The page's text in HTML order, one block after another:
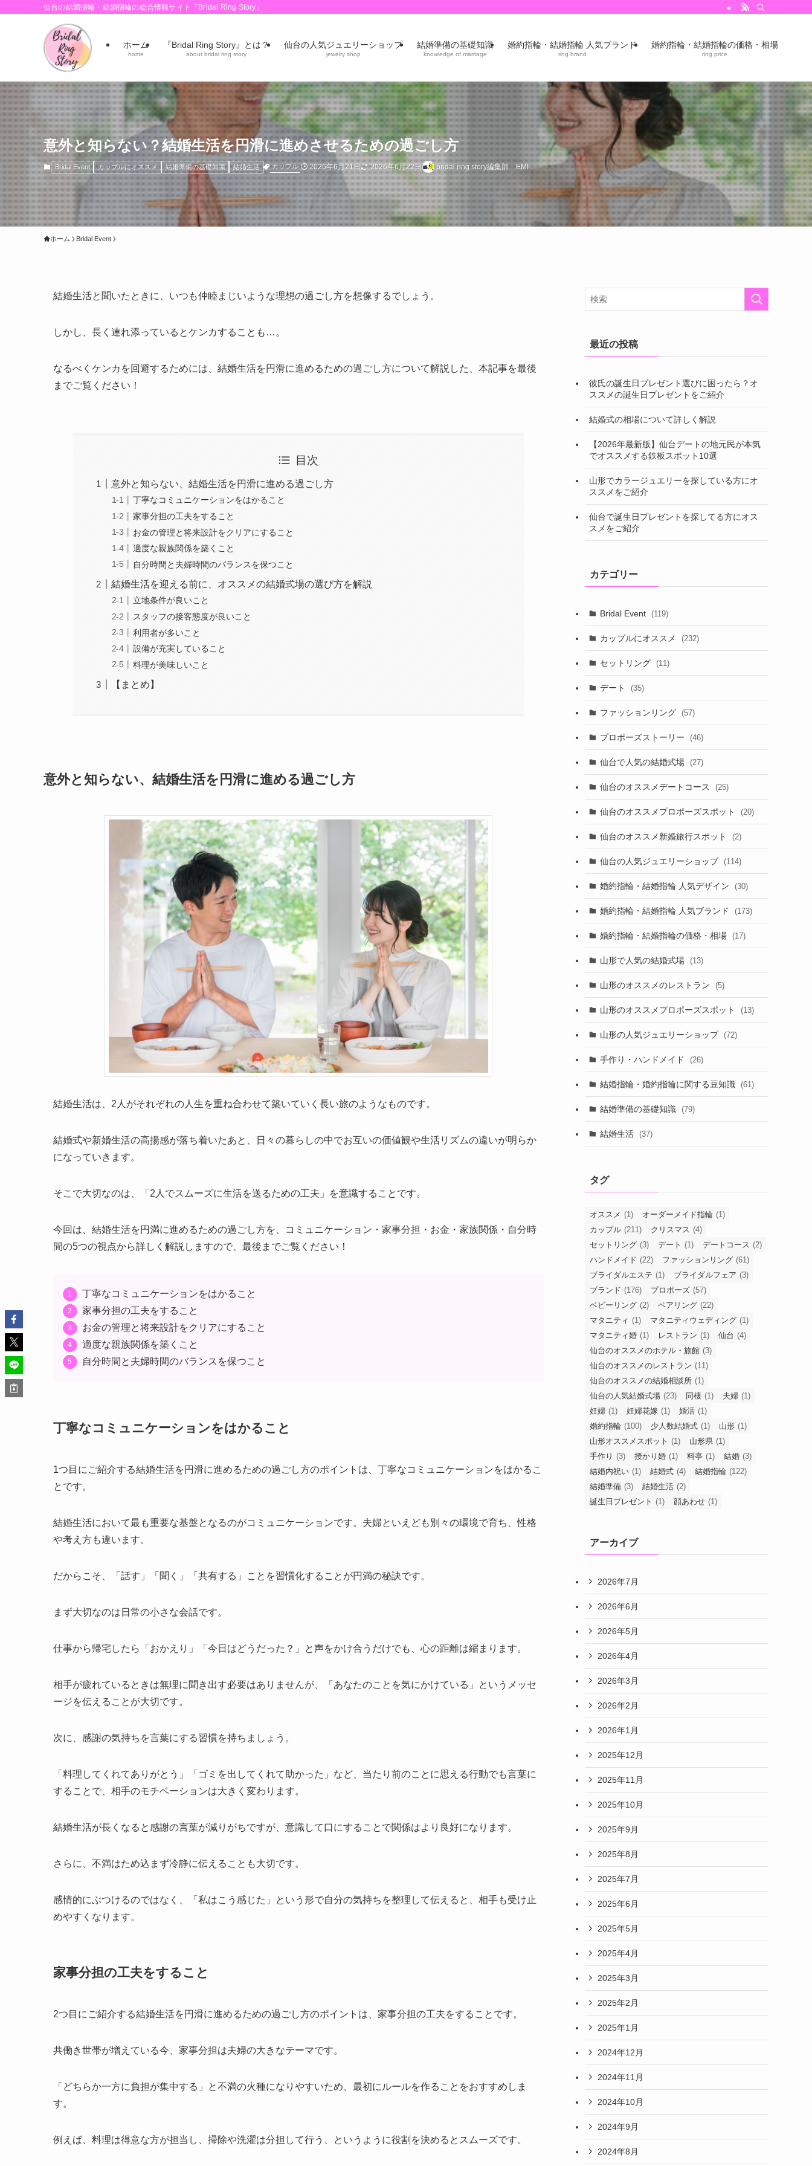
仙台の結婚指輪・結婚指輪の総合情報サイト『Bridal Ring Story』
ホーム
home
『Bridal Ring Story』とは？
about bridal ring story
仙台の人気ジュエリーショップ
jewelry shop
結婚準備の基礎知識
knowledge of marriage
婚約指輪・結婚指輪 人気ブランド
ring brand
婚約指輪・結婚指輪の価格・相場
ring price
意外と知らない？結婚生活を円滑に進めさせるための過ごし方
Bridal Event カップルにオススメ 結婚準備の基礎知識 結婚生活 カップル 2026年6月21日 2026年6月22日 bridal ring story編集部 EMI
ホーム Bridal Event
結婚生活と聞いたときに、いつも仲睦まじいような理想の過ごし方を想像するでしょう。
しかし、長く連れ添っているとケンカすることも…。
なるべくケンカを回避するためには、結婚生活を円滑に進めるための過ごし方について解説した、本記事を最後
までご覧ください！
目次
意外と知らない、結婚生活を円滑に進める過ごし方
丁寧なコミュニケーションをはかること
家事分担の工夫をすること
お金の管理と将来設計をクリアにすること
適度な親族関係を築くこと
自分時間と夫婦時間のバランスを保つこと
結婚生活を迎える前に、オススメの結婚式場の選び方を解説
立地条件が良いこと
スタッフの接客態度が良いこと
利用者が多いこと
設備が充実していること
料理が美味しいこと
【まとめ】
意外と知らない、結婚生活を円滑に進める過ごし方
結婚生活は、2人がそれぞれの人生を重ね合わせて築いていく長い旅のようなものです。
結婚式や新婚生活の高揚感が落ち着いたあと、日々の暮らしの中でお互いの価値観や生活リズムの違いが明らか
になっていきます。
そこで大切なのは、「2人でスムーズに生活を送るための工夫」を意識することです。
今回は、結婚生活を円満に進めるための過ごし方を、コミュニケーション・家事分担・お金・家族関係・自分時
間の5つの視点から詳しく解説しますので、最後までご覧ください！
丁寧なコミュニケーションをはかること
家事分担の工夫をすること
お金の管理と将来設計をクリアにすること
適度な親族関係を築くこと
自分時間と夫婦時間のバランスを保つこと
丁寧なコミュニケーションをはかること
1つ目にご紹介する結婚生活を円滑に進めるための過ごし方のポイントは、丁寧なコミュニケーションをはかるこ
とです。
結婚生活において最も重要な基盤となるのがコミュニケーションです。夫婦といえども別々の環境で育ち、性格
や考え方も違います。
だからこそ、「話す」「聞く」「共有する」ことを習慣化することが円満の秘訣です。
まず大切なのは日常の小さな会話です。
仕事から帰宅したら「おかえり」「今日はどうだった？」と声をかけ合うだけでも、心の距離は縮まります。
相手が疲れているときは無理に聞き出す必要はありませんが、「あなたのことを気にかけている」というメッセ
ージを伝えることが大切です。
次に、感謝の気持ちを言葉にする習慣を持ちましょう。
「料理してくれてありがとう」「ゴミを出してくれて助かった」など、当たり前のことに思える行動でも言葉に
することで、相手のモチベーションは大きく変わります。
結婚生活が長くなると感謝の言葉が減りがちですが、意識して口にすることで関係はより良好になります。
さらに、不満はため込まず冷静に伝えることも大切です。
感情的にぶつけるのではなく、「私はこう感じた」という形で自分の気持ちを整理して伝えると、相手も受け止
めやすくなります。
家事分担の工夫をすること
2つ目にご紹介する結婚生活を円滑に進めるための過ごし方のポイントは、家事分担の工夫をすることです。
共働き世帯が増えている今、家事分担は夫婦の大きなテーマです。
「どちらか一方に負担が集中する」と不満の火種になりやすいため、最初にルールを作ることをおすすめしま
す。
例えば、料理は得意な方が担当し、掃除や洗濯は分担して行う、というように役割を決めるとスムーズです。
最近の投稿
彼氏の誕生日プレゼント選びに困ったら？オ
ススメの誕生日プレゼントをご紹介
結婚式の相場について詳しく解説
【2026年最新版】仙台デートの地元民が本気
でオススメする鉄板スポット10選
山形でカラージュエリーを探している方にオ
ススメをご紹介
仙台で誕生日プレゼントを探してる方にオス
スメをご紹介
カテゴリー
Bridal Event (119)
カップルにオススメ (232)
セットリング (11)
デート (35)
ファッションリング (57)
プロポーズストーリー (46)
仙台で人気の結婚式場 (27)
仙台のオススメデートコース (25)
仙台のオススメプロポーズスポット (20)
仙台のオススメ新婚旅行スポット (2)
仙台の人気ジュエリーショップ (114)
婚約指輪・結婚指輪 人気デザイン (30)
婚約指輪・結婚指輪 人気ブランド (173)
婚約指輪・結婚指輪の価格・相場 (17)
山形で人気の結婚式場 (13)
山形のオススメのレストラン (5)
山形のオススメプロポーズスポット (13)
山形の人気ジュエリーショップ (72)
手作り・ハンドメイド (26)
結婚指輪・婚約指輪に関する豆知識 (61)
結婚準備の基礎知識 (79)
結婚生活 (37)
タグ
オススメ (1) オーダーメイド指輪 (1)
カップル (211) クリスマス (4)
セットリング (3) デート (1) デートコース (2)
ハンドメイド (22) ファッションリング (61)
ブライダルエステ (1) ブライダルフェア (3)
ブランド (176) プロポーズ (57)
ベビーリング (2) ペアリング (22)
マタニティ (1) マタニティウェディング (1)
マタニティ婚 (1) レストラン (1) 仙台 (4)
仙台のオススメのホテル・旅館 (3)
仙台のオススメのレストラン (11)
仙台のオススメの結婚相談所 (1)
仙台の人気結婚式場 (23) 同棲 (1) 夫婦 (1)
妊婦 (1) 妊婦花嫁 (1) 婚活 (1)
婚約指輪 (100) 少人数結婚式 (1) 山形 (1)
山形オススメスポット (1) 山形県 (1)
手作り (3) 授かり婚 (1) 料亭 (1) 結婚 (3)
結婚内祝い (1) 結婚式 (4) 結婚指輪 (122)
結婚準備 (3) 結婚生活 (2)
誕生日プレゼント (1) 顔あわせ (1)
アーカイブ
2026年7月
2026年6月
2026年5月
2026年4月
2026年3月
2026年2月
2026年1月
2025年12月
2025年11月
2025年10月
2025年9月
2025年8月
2025年7月
2025年6月
2025年5月
2025年4月
2025年3月
2025年2月
2025年1月
2024年12月
2024年11月
2024年10月
2024年9月
2024年8月